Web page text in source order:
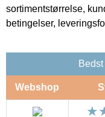
sortimentstørrelse,
betingelser,
Webshop